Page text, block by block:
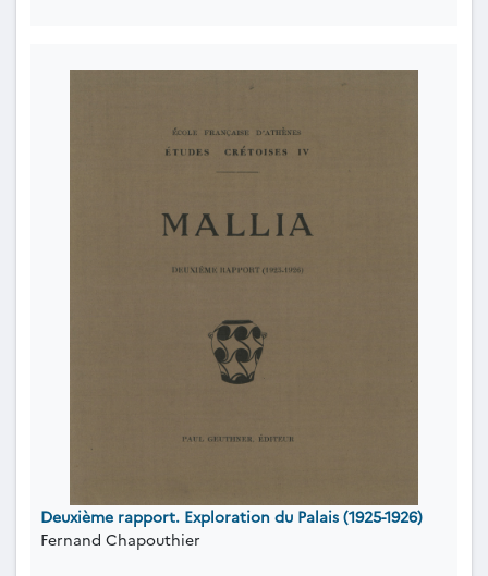
Deuxième rapport. Exploration du Palais (1925-1926)
Fernand Chapouthier